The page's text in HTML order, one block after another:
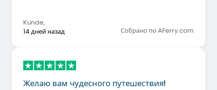
Kunde,
14 дней назад
Собрано по AFerry.com
Желаю вам чудесного путешествия!